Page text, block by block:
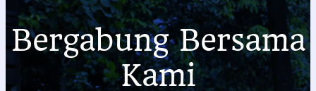
Bergabung Bersama
Kami